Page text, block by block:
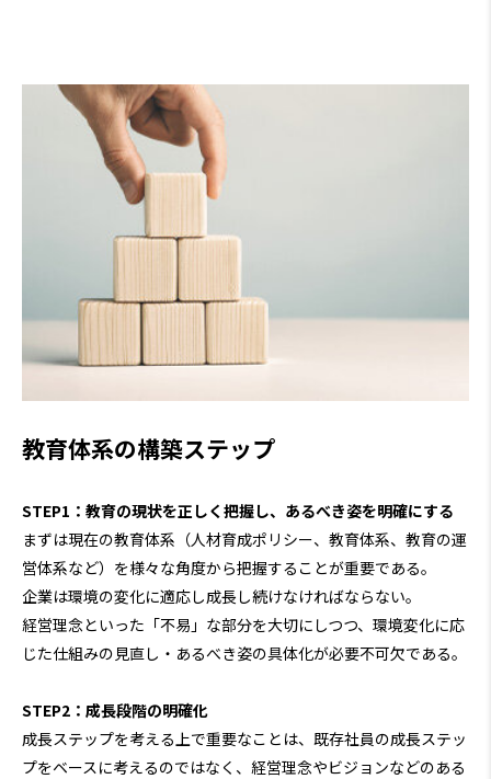
教育体系の構築ステップ
STEP1：教育の現状を正しく把握し、あるべき姿を明確にする
まずは現在の教育体系（人材育成ポリシー、教育体系、教育の運
営体系など）を様々な角度から把握することが重要である。
企業は環境の変化に適応し成長し続けなければならない。
経営理念といった「不易」な部分を大切にしつつ、環境変化に応
じた仕組みの見直し・あるべき姿の具体化が必要不可欠である。
STEP2：成長段階の明確化
成長ステップを考える上で重要なことは、既存社員の成長ステッ
プをベースに考えるのではなく、経営理念やビジョンなどのある